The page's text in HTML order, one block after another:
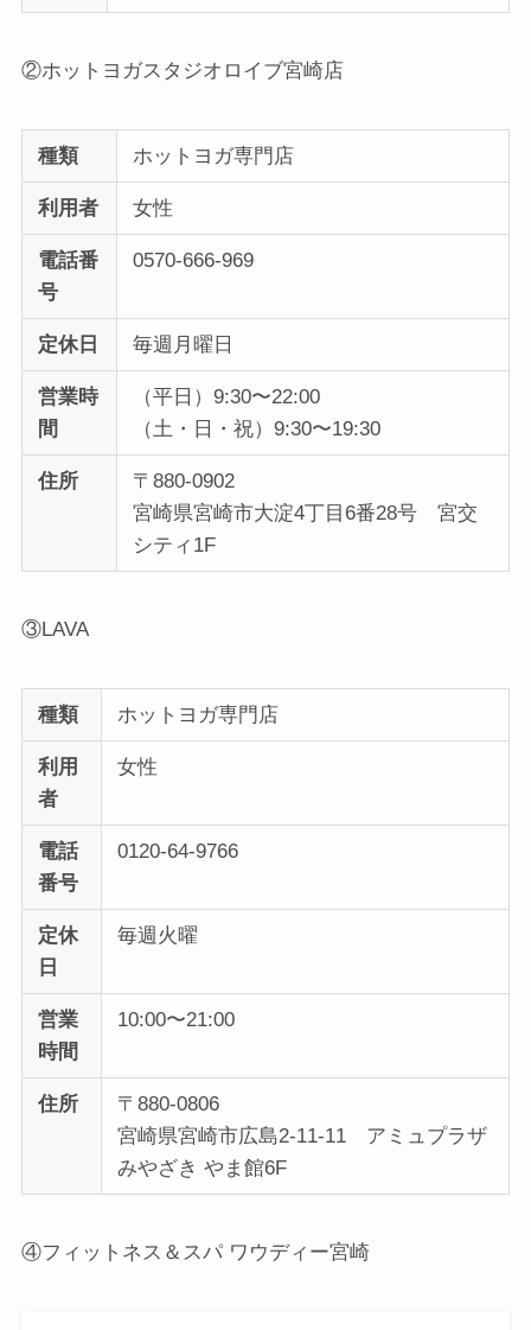
②ホットヨガスタジオロイブ宮崎店
種類 ホットヨガ専門店
利用者 女性
電話番
号
0570-666-969
定休日 毎週月曜日
営業時
間
（平日）9:30〜22:00
（土・日・祝）9:30〜19:30
住所
〒880-0902
宮崎県宮崎市大淀4丁目6番28号 宮交
シティ1F
③LAVA
種類 ホットヨガ専門店
利用
者
女性
電話
番号
0120-64-9766
定休
日
毎週火曜
営業
時間
10:00〜21:00
住所
〒880-0806
宮崎県宮崎市広島2-11-11 アミュプラザ
みやざき やま館6F
④フィットネス＆スパ ワウディー宮崎